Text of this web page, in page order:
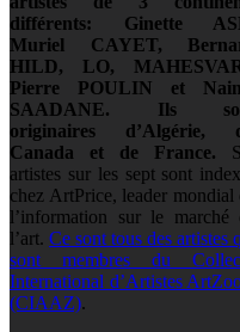
différents: Ginette
Muriel CAYET,
HILD, LO,
Pierre POULIN et
SAADANE. Ils
originaires d’Algérie,
Canada et de France.
artistes sur les sept sont
chez ArtPrice, leader mondial
l’information sur le marché
l’art.Ce sont tous des artistes
sont membres du
International d’Artistes
(CIAAZ).